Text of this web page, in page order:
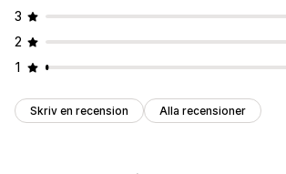
3
2
1
Skriv en recension Alla recensioner